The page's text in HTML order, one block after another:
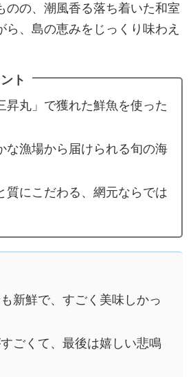
のの、潮風香る落ち着いた和室
ら、島の恵みをじっくり味わえ
ト
昇丸」で獲れた鮮魚を使った
な漁場から届けられる旬の海
質にこだわる、網元ならでは
も新鮮で、すごく美味しかっ
すごくて、最後は嬉しい悲鳴